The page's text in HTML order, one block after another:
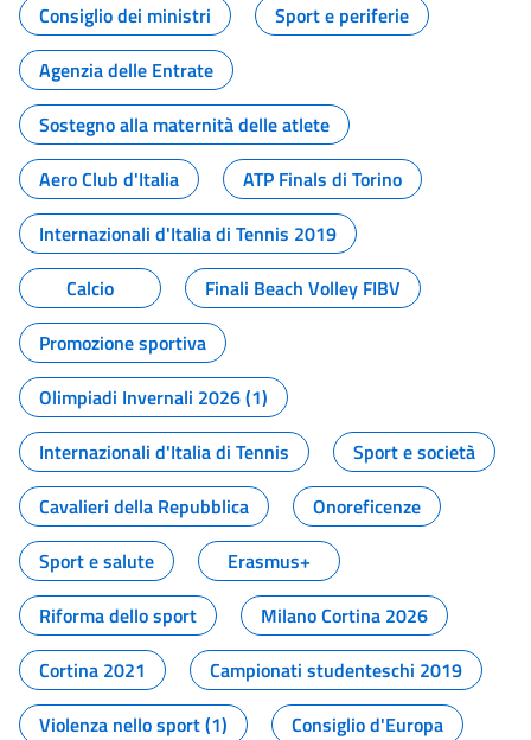
Consiglio dei ministri
Sport e periferie
Agenzia delle Entrate
Sostegno alla maternità delle atlete
Aero Club d'Italia
ATP Finals di Torino
Internazionali d'Italia di Tennis 2019
Calcio
Finali Beach Volley FIBV
Promozione sportiva
Olimpiadi Invernali 2026 (1)
Internazionali d'Italia di Tennis
Sport e società
Cavalieri della Repubblica
Onoreficenze
Sport e salute
Erasmus+
Riforma dello sport
Milano Cortina 2026
Cortina 2021
Campionati studenteschi 2019
Violenza nello sport (1)
Consiglio d'Europa